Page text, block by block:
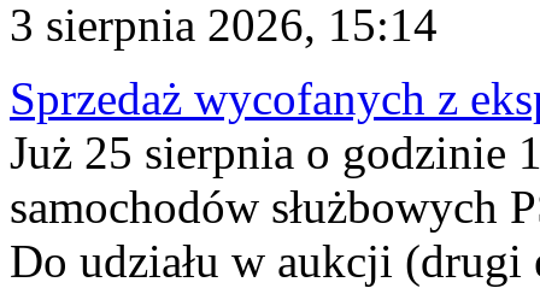
3 sierpnia 2026, 15:14
Sprzedaż wycofanych z
Już 25 sierpnia o godzinie
samochodów służbowych
Do udziału w aukcji (drugi